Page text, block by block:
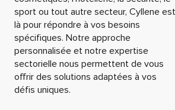
sport ou tout autre secteur, Cyllene est
là pour répondre à vos besoins
spécifiques. Notre approche
personnalisée et notre expertise
sectorielle nous permettent de vous
offrir des solutions adaptées à vos
défis uniques.